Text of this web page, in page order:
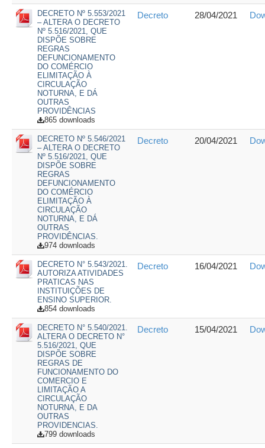
DECRETO Nº 5.553/2021
– ALTERA O DECRETO
Nº 5.516/2021, QUE
DISPÕE SOBRE
REGRAS
DEFUNCIONAMENTO
DO COMÉRCIO
ELIMITAÇÃO À
CIRCULAÇÃO
NOTURNA, E DÁ
OUTRAS
PROVIDÊNCIAS
865 downloads
Decreto 28/04/2021
DECRETO Nº 5.546/2021
– ALTERA O DECRETO
Nº 5.516/2021, QUE
DISPÕE SOBRE
REGRAS
DEFUNCIONAMENTO
DO COMÉRCIO
ELIMITAÇÃO À
CIRCULAÇÃO
NOTURNA, E DÁ
OUTRAS
PROVIDÊNCIAS.
974 downloads
Decreto 20/04/2021
DECRETO N° 5.543/2021.
AUTORIZA ATIVIDADES
PRATICAS NAS
INSTITUIÇÕES DE
ENSINO SUPERIOR.
854 downloads
Decreto 16/04/2021
DECRETO N° 5.540/2021.
ALTERA O DECRETO N°
5.516/2021, QUE
DISPÕE SOBRE
REGRAS DE
FUNCIONAMENTO DO
COMERCIO E
LIMITAÇÃO A
CIRCULAÇÃO
NOTURNA, E DA
OUTRAS
PROVIDENCIAS.
799 downloads
Decreto 15/04/2021